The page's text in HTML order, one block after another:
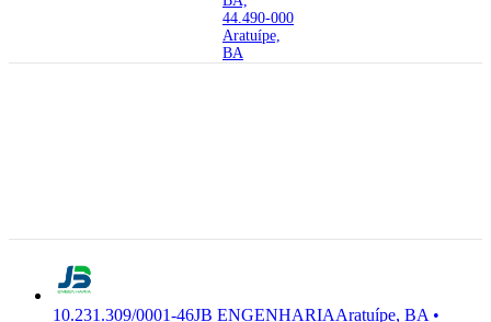
44.490-000
Aratuípe,
BA
10.231.309/0001-46JB ENGENHARIAAratuípe, BA •